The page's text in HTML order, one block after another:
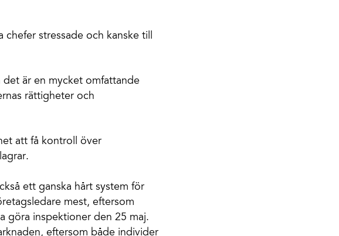
stressade och kanske till
är en mycket omfattande
rättigheter och
att få kontroll över
ett ganska hårt system för
mest, eftersom
göra inspektioner den 25 maj.
eftersom både individer